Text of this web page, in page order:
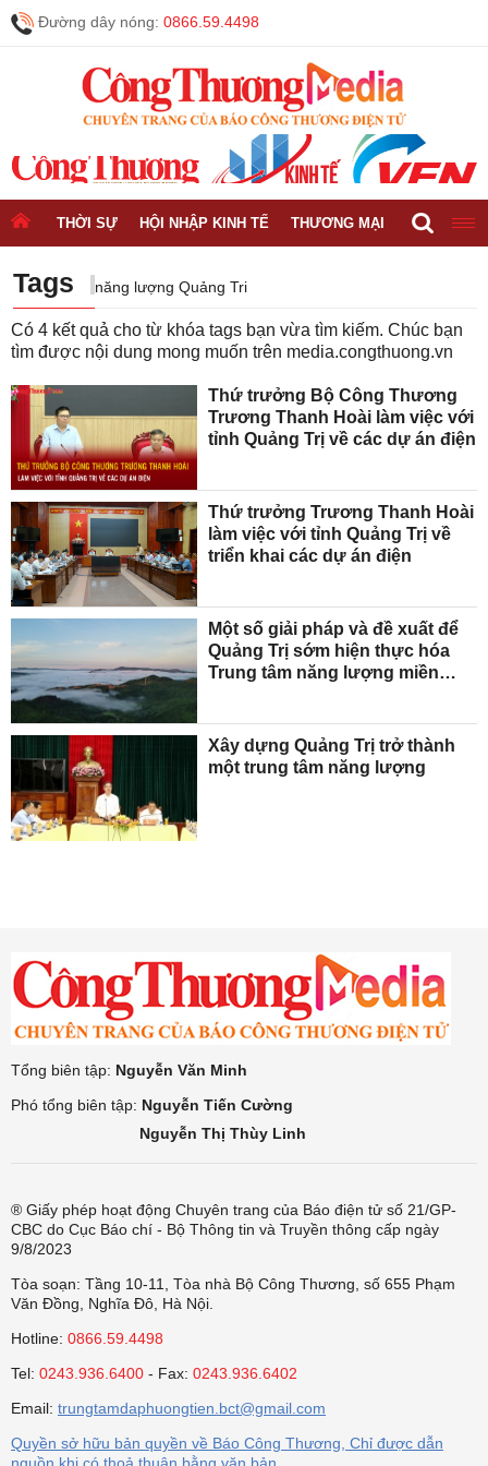
Đường dây nóng: 0866.59.4498
THỜI SỰ HỘI NHẬP KINH TẾ THƯƠNG MẠI CÔNG
Tags năng lượng Quảng Tri
Có 4 kết quả cho từ khóa tags bạn vừa tìm kiếm. Chúc bạn
tìm được nội dung mong muốn trên media.congthuong.vn
Thứ trưởng Bộ Công Thương
Trương Thanh Hoài làm việc với
tỉnh Quảng Trị về các dự án điện
Thứ trưởng Trương Thanh Hoài
làm việc với tỉnh Quảng Trị về
triển khai các dự án điện
Một số giải pháp và đề xuất để
Quảng Trị sớm hiện thực hóa
Trung tâm năng lượng miền
Xây dựng Quảng Trị trở thành
một trung tâm năng lượng
Tổng biên tập: Nguyễn Văn Minh
Phó tổng biên tập: Nguyễn Tiến Cường
Nguyễn Thị Thùy Linh
® Giấy phép hoạt động Chuyên trang của Báo điện tử số 21/GP-
CBC do Cục Báo chí - Bộ Thông tin và Truyền thông cấp ngày
9/8/2023
Tòa soạn: Tầng 10-11, Tòa nhà Bộ Công Thương, số 655 Phạm
Văn Đồng, Nghĩa Đô, Hà Nội.
Hotline: 0866.59.4498
Tel: 0243.936.6400 - Fax: 0243.936.6402
Email: trungtamdaphuongtien.bct@gmail.com
Quyền sở hữu bản quyền về Báo Công Thương, Chỉ được dẫn
nguồn khi có thoả thuận bằng văn bản.